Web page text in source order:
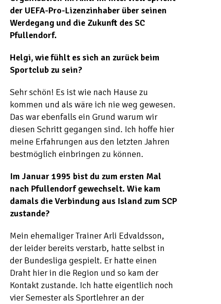
der UEFA-Pro-Lizenzinhaber über seinen
Werdegang und die Zukunft des SC
Pfullendorf.
Helgi, wie fühlt es sich an zurück beim
Sportclub zu sein?
Sehr schön! Es ist wie nach Hause zu
kommen und als wäre ich nie weg gewesen.
Das war ebenfalls ein Grund warum wir
diesen Schritt gegangen sind. Ich hoffe hier
meine Erfahrungen aus den letzten Jahren
bestmöglich einbringen zu können.
Im Januar 1995 bist du zum ersten Mal
nach Pfullendorf gewechselt. Wie kam
damals die Verbindung aus Island zum SCP
zustande?
Mein ehemaliger Trainer Arli Edvaldsson,
der leider bereits verstarb, hatte selbst in
der Bundesliga gespielt. Er hatte einen
Draht hier in die Region und so kam der
Kontakt zustande. Ich hatte eigentlich noch
vier Semester als Sportlehrer an der